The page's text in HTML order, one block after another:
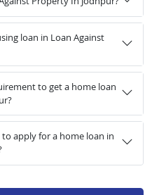
loan in Loan Against
to get a home loan
apply for a home loan in